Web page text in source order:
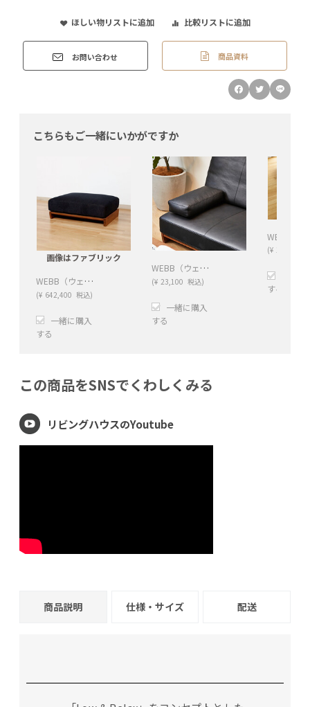
ほしい物リストに追加 比較リストに追加
お問い合わせ 商品資料
こちらもご一緒にいかがですか
画像はファブリック
WEBB（ウェッブ）オットマン レザー
(¥ 642,400 税込)
一緒に購入
する
+
WEBB（ウェッブ）肘クッション レザー
(¥ 23,100 税込)
一緒に購入
する
+ −
(¥ 13,530
する
この商品をSNSでくわしくみる
リビングハウスのYoutube
商品説明 仕様・サイズ 配送